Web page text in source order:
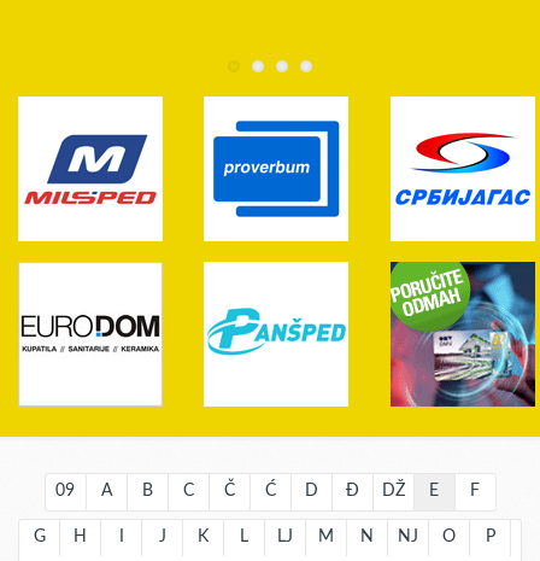
09 A B C Č Ć D Đ DŽ E F
G H J K L LJ M N NJ O P